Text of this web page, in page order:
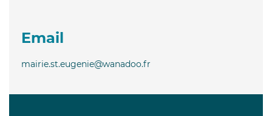
Email
mairie.st.eugenie@wanadoo.fr